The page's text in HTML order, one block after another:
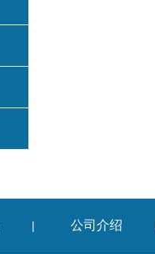
| 公司介绍